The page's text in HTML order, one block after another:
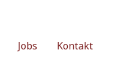
Jobs Kontakt